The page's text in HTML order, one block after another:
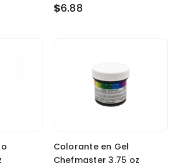
$6.88
Colorante en Gel
Chefmaster 3.75 oz